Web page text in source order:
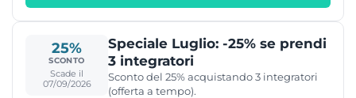
25%
SCONTO
Scade il
07/09/2026
Speciale Luglio: -25% se prendi
3 integratori
Sconto del 25% acquistando 3 integratori
(offerta a tempo).